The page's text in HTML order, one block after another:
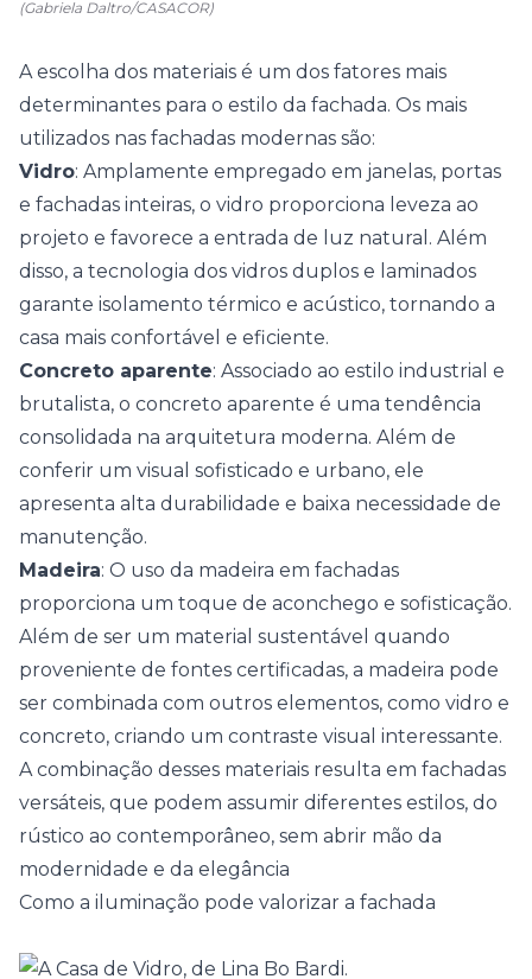
(Gabriela Daltro/CASACOR)
A escolha dos materiais é um dos fatores mais
determinantes para o estilo da fachada. Os mais
utilizados nas fachadas modernas são:
Vidro: Amplamente empregado em janelas, portas
e fachadas inteiras, o vidro proporciona leveza ao
projeto e favorece a entrada de luz natural. Além
disso, a tecnologia dos vidros duplos e laminados
garante isolamento térmico e acústico, tornando a
casa mais confortável e eficiente.
Concreto aparente: Associado ao estilo industrial e
brutalista, o concreto aparente é uma tendência
consolidada na arquitetura moderna. Além de
conferir um visual sofisticado e urbano, ele
apresenta alta durabilidade e baixa necessidade de
manutenção.
Madeira: O uso da madeira em fachadas
proporciona um toque de aconchego e sofisticação.
Além de ser um material sustentável quando
proveniente de fontes certificadas, a madeira pode
ser combinada com outros elementos, como vidro e
concreto, criando um contraste visual interessante.
A combinação desses materiais resulta em fachadas
versáteis, que podem assumir diferentes estilos, do
rústico ao contemporâneo, sem abrir mão da
modernidade e da elegância
Como a iluminação pode valorizar a fachada